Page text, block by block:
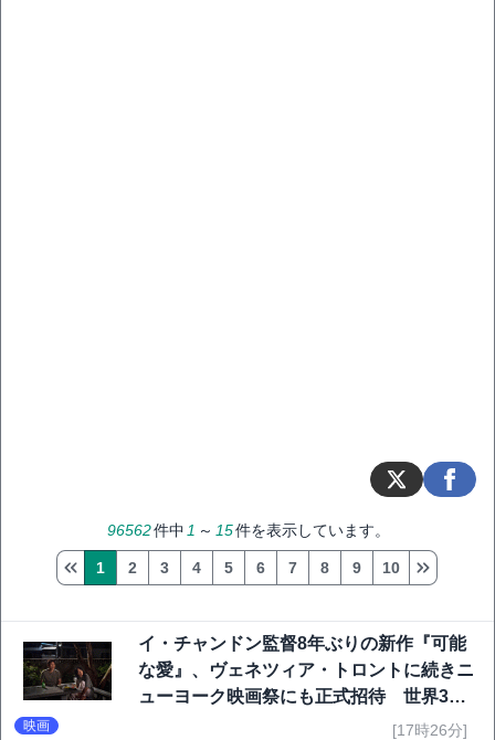
96562件中 1 ～ 15件を表示しています。
1 2 3 4 5 6 7 8 9 10
イ・チャンドン監督8年ぶりの新作『可能
な愛』、ヴェネツィア・トロントに続きニ
ューヨーク映画祭にも正式招待 世界3大
映画 [17時26分]